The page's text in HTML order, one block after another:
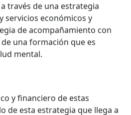
través de una estrategia
servicios económicos y
de acompañamiento con
una formación que es
mental.
y financiero de estas
de esta estrategia que llega a